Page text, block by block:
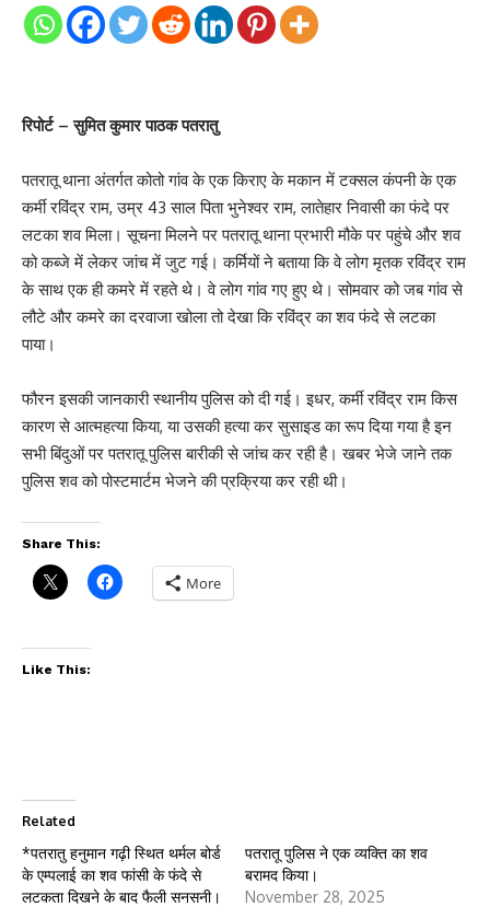
रिपोर्ट – सुमित कुमार पाठक पतरातु
पतरातू थाना अंतर्गत कोतो गांव के एक किराए के मकान में टक्सल कंपनी के एक
कर्मी रविंद्र राम, उम्र 43 साल पिता भुनेश्वर राम, लातेहार निवासी का फंदे पर
लटका शव मिला। सूचना मिलने पर पतरातू थाना प्रभारी मौके पर पहुंचे और शव
को कब्जे में लेकर जांच में जुट गई। कर्मियों ने बताया कि वे लोग मृतक रविंद्र राम
के साथ एक ही कमरे में रहते थे। वे लोग गांव गए हुए थे। सोमवार को जब गांव से
लौटे और कमरे का दरवाजा खोला तो देखा कि रविंद्र का शव फंदे से लटका
पाया।
फौरन इसकी जानकारी स्थानीय पुलिस को दी गई। इधर, कर्मी रविंद्र राम किस
कारण से आत्महत्या किया, या उसकी हत्या कर सुसाइड का रूप दिया गया है इन
सभी बिंदुओं पर पतरातू पुलिस बारीकी से जांच कर रही है। खबर भेजे जाने तक
पुलिस शव को पोस्टमार्टम भेजने की प्रक्रिया कर रही थी।
Share This:
More
Like This:
Related
*पतरातु हनुमान गढ़ी स्थित थर्मल बोर्ड
के एम्पलाई का शव फांसी के फंदे से
लटकता दिखने के बाद फैली सनसनी।
पतरातू पुलिस ने एक व्यक्ति का शव
बरामद किया।
November 28, 2025